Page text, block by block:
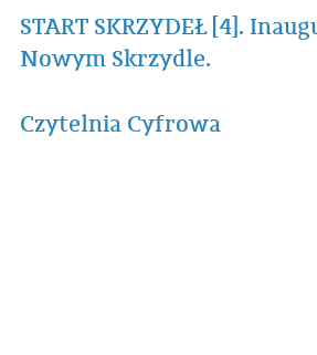
START SKRZYDEŁ [4].
Nowym Skrzydle.
Czytelnia Cyfrowa